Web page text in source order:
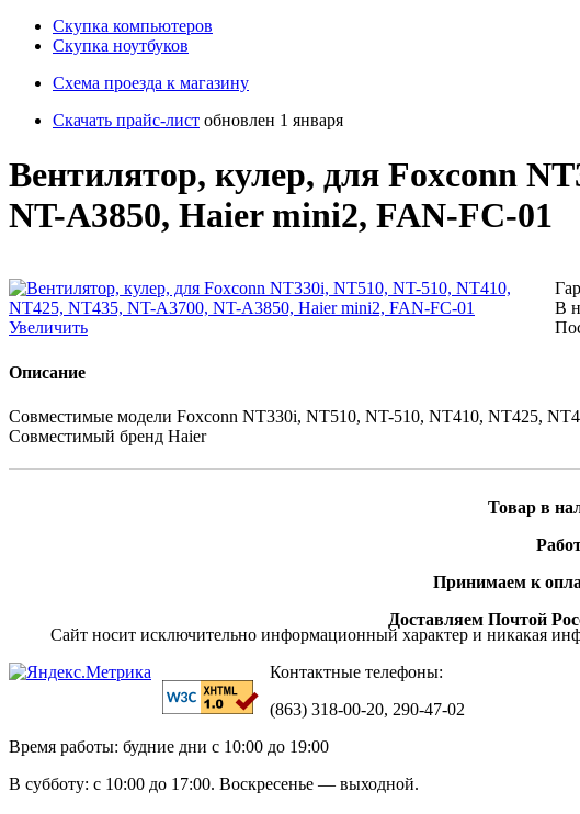
Скупка компьютеров
Cкупка ноутбуков
Схема проезда к магазину
Скачать прайс-лист обновлен 1 января
Вентилятор, кулер, для Foxconn
NT-A3850, Haier mini2, FAN-FC-01
Увеличить
В
Описание
Совместимые модели Foxconn NT330i, NT510, NT-510, NT410, NT425,
Совместимый бренд Haier
Товар в
Принимаем к
Доставляем Почтой
Сайт носит исключительно информационный характер и никакая
Контактные телефоны:
(863) 318-00-20, 290-47-02
Время работы: будние дни с 10:00 до 19:00
В субботу: с 10:00 до 17:00. Воскресенье — выходной.